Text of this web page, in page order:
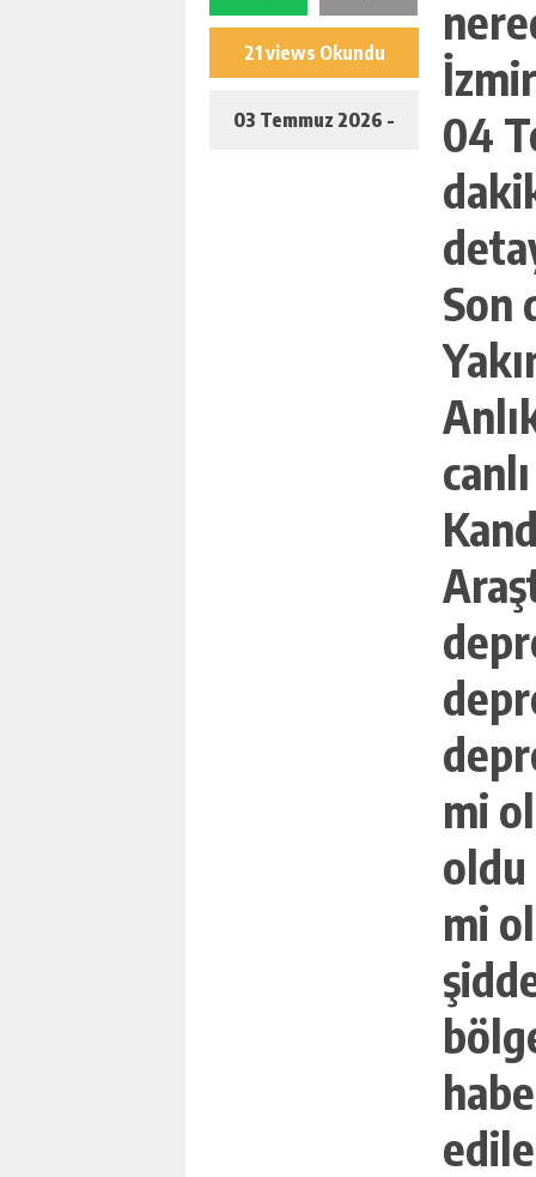
21 views Okundu
03 Temmuz 2026 -
04
Son
mi
oldu
mi
GÜNLÜK HABER
ÇINLI YAPAY ZEKA DEVI
INSANSI ROBOT HAMLESI